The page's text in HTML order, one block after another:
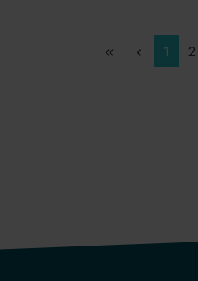
Seite
1 2